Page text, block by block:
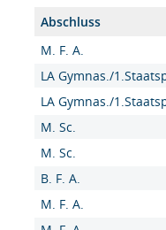
Abschluss
M. F. A.
LA Gymnas./
LA Gymnas./
M. Sc.
M. Sc.
B. F. A.
M. F. A.